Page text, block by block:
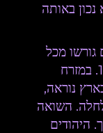
באותה
גורשו מכל
מערב אירופה עד תחילת המאה ה-16. במזרח
נוראה,
השואה
היהודים